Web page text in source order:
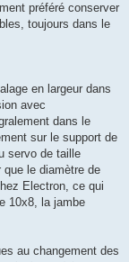
préféré conserver
toujours dans le
en largeur dans
avec
dans le
sur le support de
servo de taille
le diamètre de
Electron, ce qui
10x8, la jambe
au changement des